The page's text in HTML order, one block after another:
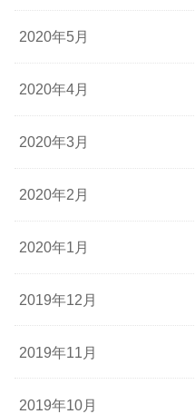
2020年5月
2020年4月
2020年3月
2020年2月
2020年1月
2019年12月
2019年11月
2019年10月